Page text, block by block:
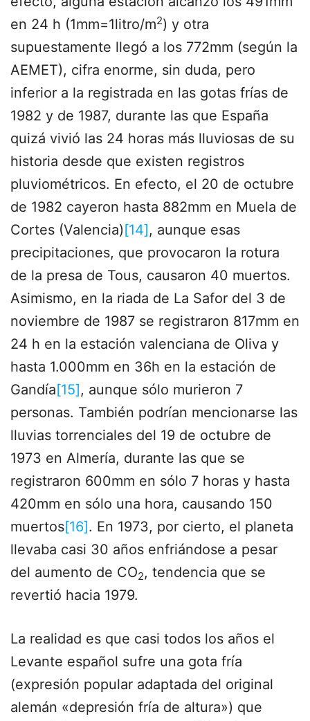
en 24 h (1mm=1litro/m2) y otra
supuestamente llegó a los 772mm (según la
AEMET), cifra enorme, sin duda, pero
inferior a la registrada en las gotas frías de
1982 y de 1987, durante las que España
quizá vivió las 24 horas más lluviosas de su
historia desde que existen registros
pluviométricos. En efecto, el 20 de octubre
de 1982 cayeron hasta 882mm en Muela de
Cortes (Valencia)[14], aunque esas
precipitaciones, que provocaron la rotura
de la presa de Tous, causaron 40 muertos.
Asimismo, en la riada de La Safor del 3 de
noviembre de 1987 se registraron 817mm en
24 h en la estación valenciana de Oliva y
hasta 1.000mm en 36h en la estación de
Gandía[15], aunque sólo murieron 7
personas. También podrían mencionarse las
lluvias torrenciales del 19 de octubre de
1973 en Almería, durante las que se
registraron 600mm en sólo 7 horas y hasta
420mm en sólo una hora, causando 150
muertos[16]. En 1973, por cierto, el planeta
llevaba casi 30 años enfriándose a pesar
del aumento de CO2, tendencia que se
revertió hacia 1979.
La realidad es que casi todos los años el
Levante español sufre una gota fría
(expresión popular adaptada del original
alemán «depresión fría de altura») que